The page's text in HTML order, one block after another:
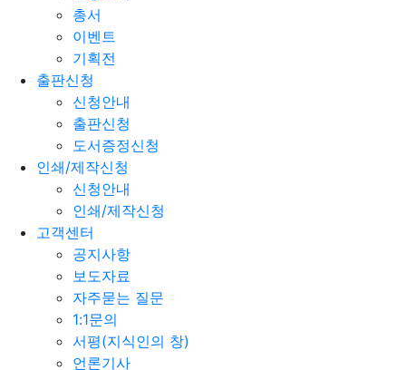
총서
이벤트
기획전
출판신청
신청안내
출판신청
도서증정신청
인쇄/제작신청
신청안내
인쇄/제작신청
고객센터
공지사항
보도자료
자주묻는 질문
1:1문의
서평(지식인의 창)
언론기사